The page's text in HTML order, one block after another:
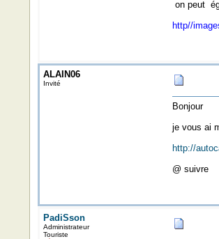
on peut
http//
ALAIN06
Invité
Bonjour
je vous ai
http://
@ suivre
PadiSson
Administrateur
Touriste